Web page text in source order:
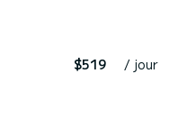
$519 / jour